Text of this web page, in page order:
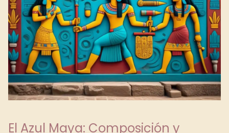
El Azul Maya: Composición y